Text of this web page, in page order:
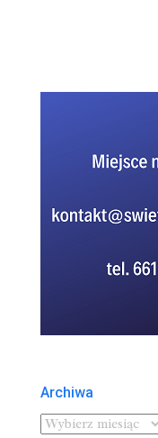
Archiwa